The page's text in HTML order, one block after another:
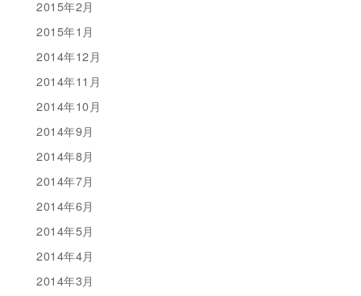
2015年2月
2015年1月
2014年12月
2014年11月
2014年10月
2014年9月
2014年8月
2014年7月
2014年6月
2014年5月
2014年4月
2014年3月